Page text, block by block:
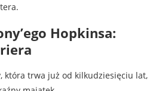
Hopkinsa:
która trwa już od kilkudziesięciu lat,